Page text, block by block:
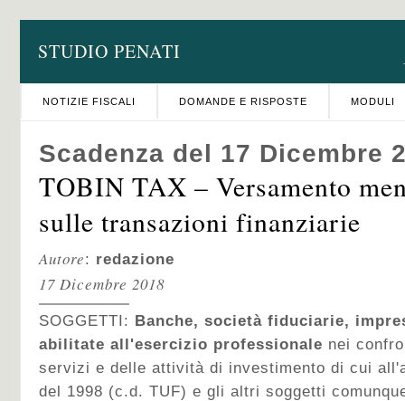
STUDIO PENATI
NOTIZIE FISCALI DOMANDE E RISPOSTE MODULI
Scadenza del 17 Dicembre
TOBIN TAX – Versamento
sulle transazioni finanziarie
Autore: redazione
17 Dicembre 2018
SOGGETTI: Banche, società fiduciarie,
abilitate all'esercizio professionale nei
servizi e delle attività di investimento di cui
del 1998 (c.d. TUF) e gli altri soggetti